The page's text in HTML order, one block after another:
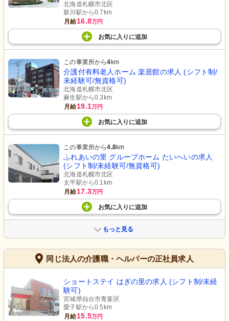
北海道札幌市北区
新川駅から0.7km
月給16.8万円
お気に入り に追加
この事業所から4 km
介護付有料老人ホーム 楽居館の求人 (シフト制/
未経験可/無資格可)
北海道札幌市北区
麻生駅から0.3km
月給19.1万円
お気に入り に追加
この事業所から4.8km
ふれあいの里 グループホーム たいへいの求人
(シフト制/未経験可/無資格可)
北海道札幌市北区
太平駅から0.1km
月給17.3万円
お気に入り に追加
もっと見る
同じ法人の介護職・ヘルパーの正社員求人
ショートステイ はぎの里の求人 (シフト制/未経
験可)
宮城県仙台市青葉区
愛子駅から0.5km
月給15.5万円